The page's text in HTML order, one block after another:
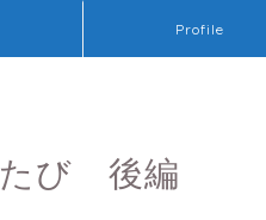
Profile
たび 後編